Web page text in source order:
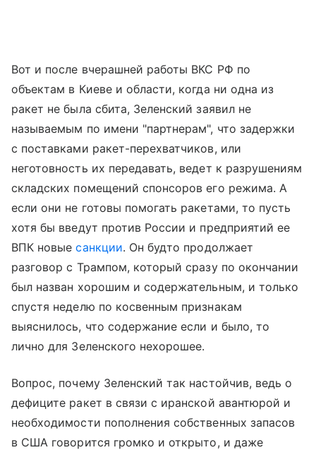
Вот и после вчерашней работы ВКС РФ по
объектам в Киеве и области, когда ни одна из
ракет не была сбита, Зеленский заявил не
называемым по имени "партнерам", что задержки
с поставками ракет-перехватчиков, или
неготовность их передавать, ведет к разрушениям
складских помещений спонсоров его режима. А
если они не готовы помогать ракетами, то пусть
хотя бы введут против России и предприятий ее
ВПК новыесанкции. Он будто продолжает
разговор с Трампом, который сразу по окончании
был назван хорошим и содержательным, и только
спустя неделю по косвенным признакам
выяснилось, что содержание если и было, то
лично для Зеленского нехорошее.
Вопрос, почему Зеленский так настойчив, ведь о
дефиците ракет в связи с иранской авантюрой и
необходимости пополнения собственных запасов
в США говорится громко и открыто, и даже